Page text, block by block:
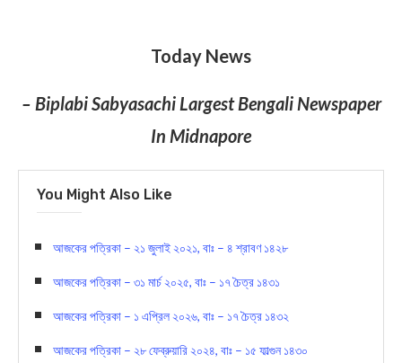
Today News
– Biplabi Sabyasachi Largest Bengali Newspaper
In Midnapore
You Might Also Like
আজকের পত্রিকা – ২১ জুলাই ২০২১, বাঃ – ৪ শ্রাবণ ১৪২৮
আজকের পত্রিকা – ৩১ মার্চ ২০২৫, বাঃ – ১৭ চৈত্র ১৪৩১
আজকের পত্রিকা – ১ এপ্রিল ২০২৬, বাঃ – ১৭ চৈত্র ১৪৩২
আজকের পত্রিকা – ২৮ ফেব্রুয়ারি ২০২৪, বাঃ – ১৫ ফাল্গুন ১৪৩০